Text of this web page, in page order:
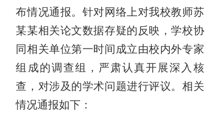
布情况通报。针对网络上对我校教师苏
某某相关论文数据存疑的反映，学校协
同相关单位第一时间成立由校内外专家
组成的调查组，严肃认真开展深入核
查，对涉及的学术问题进行评议。相关
情况通报如下：